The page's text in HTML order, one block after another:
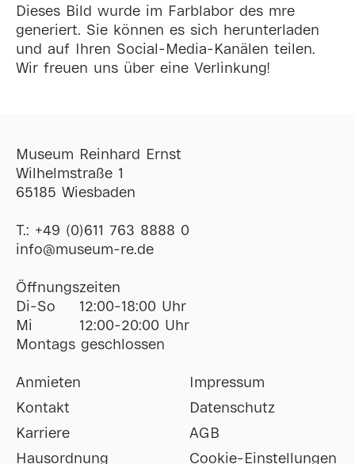
Dieses Bild wurde im Farblabor des mre
generiert. Sie können es sich herunterladen
und auf Ihren Social-Media-Kanälen teilen.
Wir freuen uns über eine Verlinkung!
Museum Reinhard Ernst
Wilhelmstraße 1
65185 Wiesbaden
T.: +49 (0)611 763 8888 0
ofni@museum-re de
Öffnungszeiten
Di-So
12:00-18:00 Uhr
Mi
12:00-20:00 Uhr
Montags geschlossen
Anmieten
Kontakt
Karriere
Hausordnung
Impressum
Datenschutz
AGB
Cookie-Einstellungen